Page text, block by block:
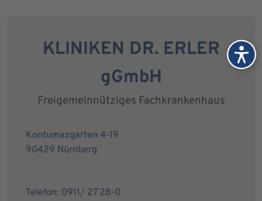
KLINIKEN DR. ERLER
gGmbH
Freigemeinnütziges Fachkrankenhaus
Kontumazgarten 4-19
90429 Nürnberg
Telefon: 0911/ 27 28-0